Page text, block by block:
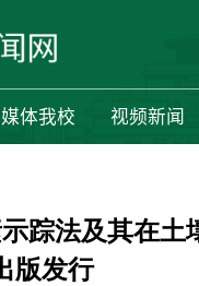
媒体我校 视频新闻
踪法及其在土
版发行